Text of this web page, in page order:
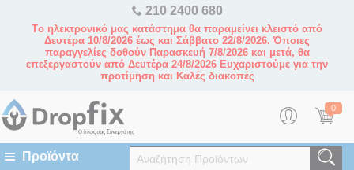
210 2400 680
Tο ηλεκτρονικό μας κατάστημα θα παραμείνει κλειστό από
Δευτέρα 10/8/2026 έως και Σάββατο 22/8/2026. Όποιες
παραγγελίες δοθούν Παρασκευή 7/8/2026 και μετά, θα
επεξεργαστούν από Δευτέρα 24/8/2026 Ευχαριστούμε για την
προτίμηση και Καλές διακοπές
0